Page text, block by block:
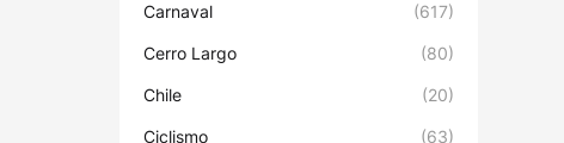
Carnaval (617)
Cerro Largo (80)
Chile (20)
Ciclismo (63)